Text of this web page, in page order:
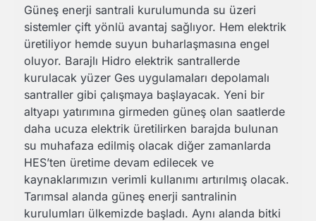
Güneş enerji santrali kurulumunda su üzeri
sistemler çift yönlü avantaj sağlıyor. Hem elektrik
üretiliyor hemde suyun buharlaşmasına engel
oluyor. Barajlı Hidro elektrik santrallerde
kurulacak yüzer Ges uygulamaları depolamalı
santraller gibi çalışmaya başlayacak. Yeni bir
altyapı yatırımına girmeden güneş olan saatlerde
daha ucuza elektrik üretilirken barajda bulunan
su muhafaza edilmiş olacak diğer zamanlarda
HES’ten üretime devam edilecek ve
kaynaklarımızın verimli kullanımı artırılmış olacak.
Tarımsal alanda güneş enerji santralinin
kurulumları ülkemizde başladı. Aynı alanda bitki